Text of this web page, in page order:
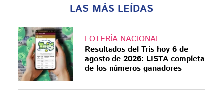
LAS MÁS LEÍDAS
LOTERÍA NACIONAL
Resultados del Tris hoy 6 de
agosto de 2026: LISTA completa
de los números ganadores